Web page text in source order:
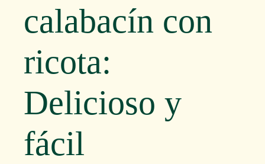
calabacín con
ricota:
Delicioso y
fácil